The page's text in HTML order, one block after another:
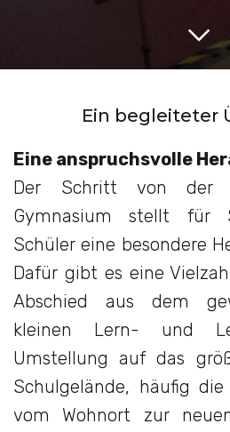
Ein begleiteter
Eine anspruchsvolle
Der Schritt von der
Gymnasium stellt für
Schüler eine besondere
Dafür gibt es eine
Abschied aus dem
kleinen Lern- und
Umstellung auf das
Schulgelände, häufig
vom Wohnort zur